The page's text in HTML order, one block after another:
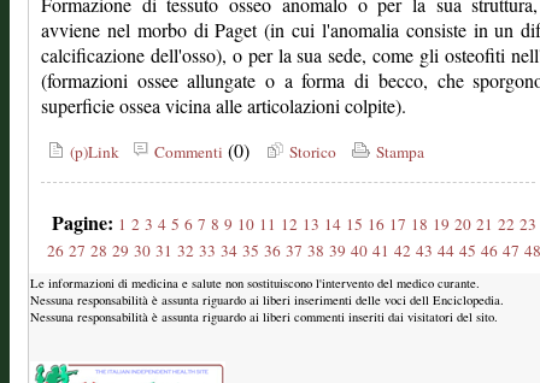
avviene nel morbo di Paget (in cui l'anomalia consiste in un
calcificazione dell'osso), o per la sua sede, come gli osteofiti
(formazioni ossee allungate o a forma di becco, che
superficie ossea vicina alle articolazioni colpite).
(p)Link Commenti (0) Storico Stampa
Pagine: 1 2 3 4 5 6 7 8 9 10 11 12 13 14 15 16 17 18 19 20 21 22 23
26 27 28 29 30 31 32 33 34 35 36 37 38 39 40 41 42 43 44 45 46 47 48
Le informazioni di medicina e salute non sostituiscono l'intervento del medico curante.
Nessuna responsabilità è assunta riguardo ai liberi inserimenti delle voci dell Enciclopedia.
Nessuna responsabilità è assunta riguardo ai liberi commenti inseriti dai visitatori del sito.